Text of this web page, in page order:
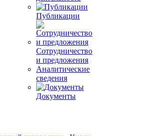
Публикации
Сотрудничество
и предложения
Аналитические
сведения
Документы